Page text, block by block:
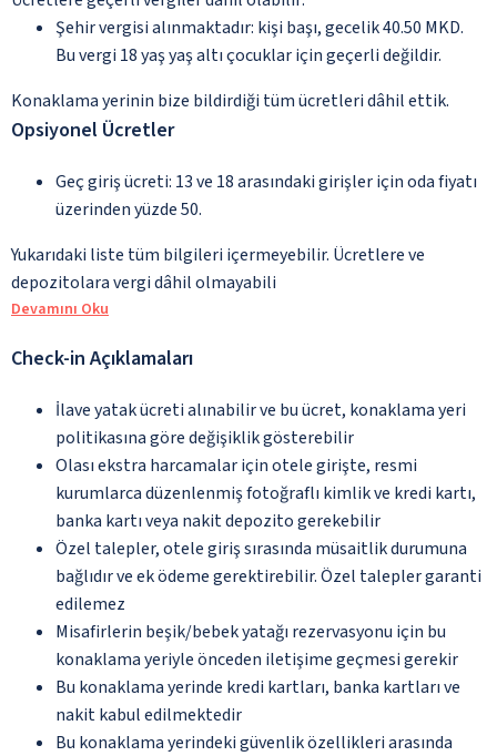
Şehir vergisi alınmaktadır: kişi başı, gecelik 40.50 MKD.
Bu vergi 18 yaş yaş altı çocuklar için geçerli değildir.
Konaklama yerinin bize bildirdiği tüm ücretleri dâhil ettik.
Opsiyonel Ücretler
Geç giriş ücreti: 13 ve 18 arasındaki girişler için oda fiyatı
üzerinden yüzde 50.
Yukarıdaki liste tüm bilgileri içermeyebilir. Ücretlere ve
depozitolara vergi dâhil olmayabili
Devamını Oku
Check-in Açıklamaları
İlave yatak ücreti alınabilir ve bu ücret, konaklama yeri
politikasına göre değişiklik gösterebilir
Olası ekstra harcamalar için otele girişte, resmi
kurumlarca düzenlenmiş fotoğraflı kimlik ve kredi kartı,
banka kartı veya nakit depozito gerekebilir
Özel talepler, otele giriş sırasında müsaitlik durumuna
bağlıdır ve ek ödeme gerektirebilir. Özel talepler garanti
edilemez
Misafirlerin beşik/bebek yatağı rezervasyonu için bu
konaklama yeriyle önceden iletişime geçmesi gerekir
Bu konaklama yerinde kredi kartları, banka kartları ve
nakit kabul edilmektedir
Bu konaklama yerindeki güvenlik özellikleri arasında